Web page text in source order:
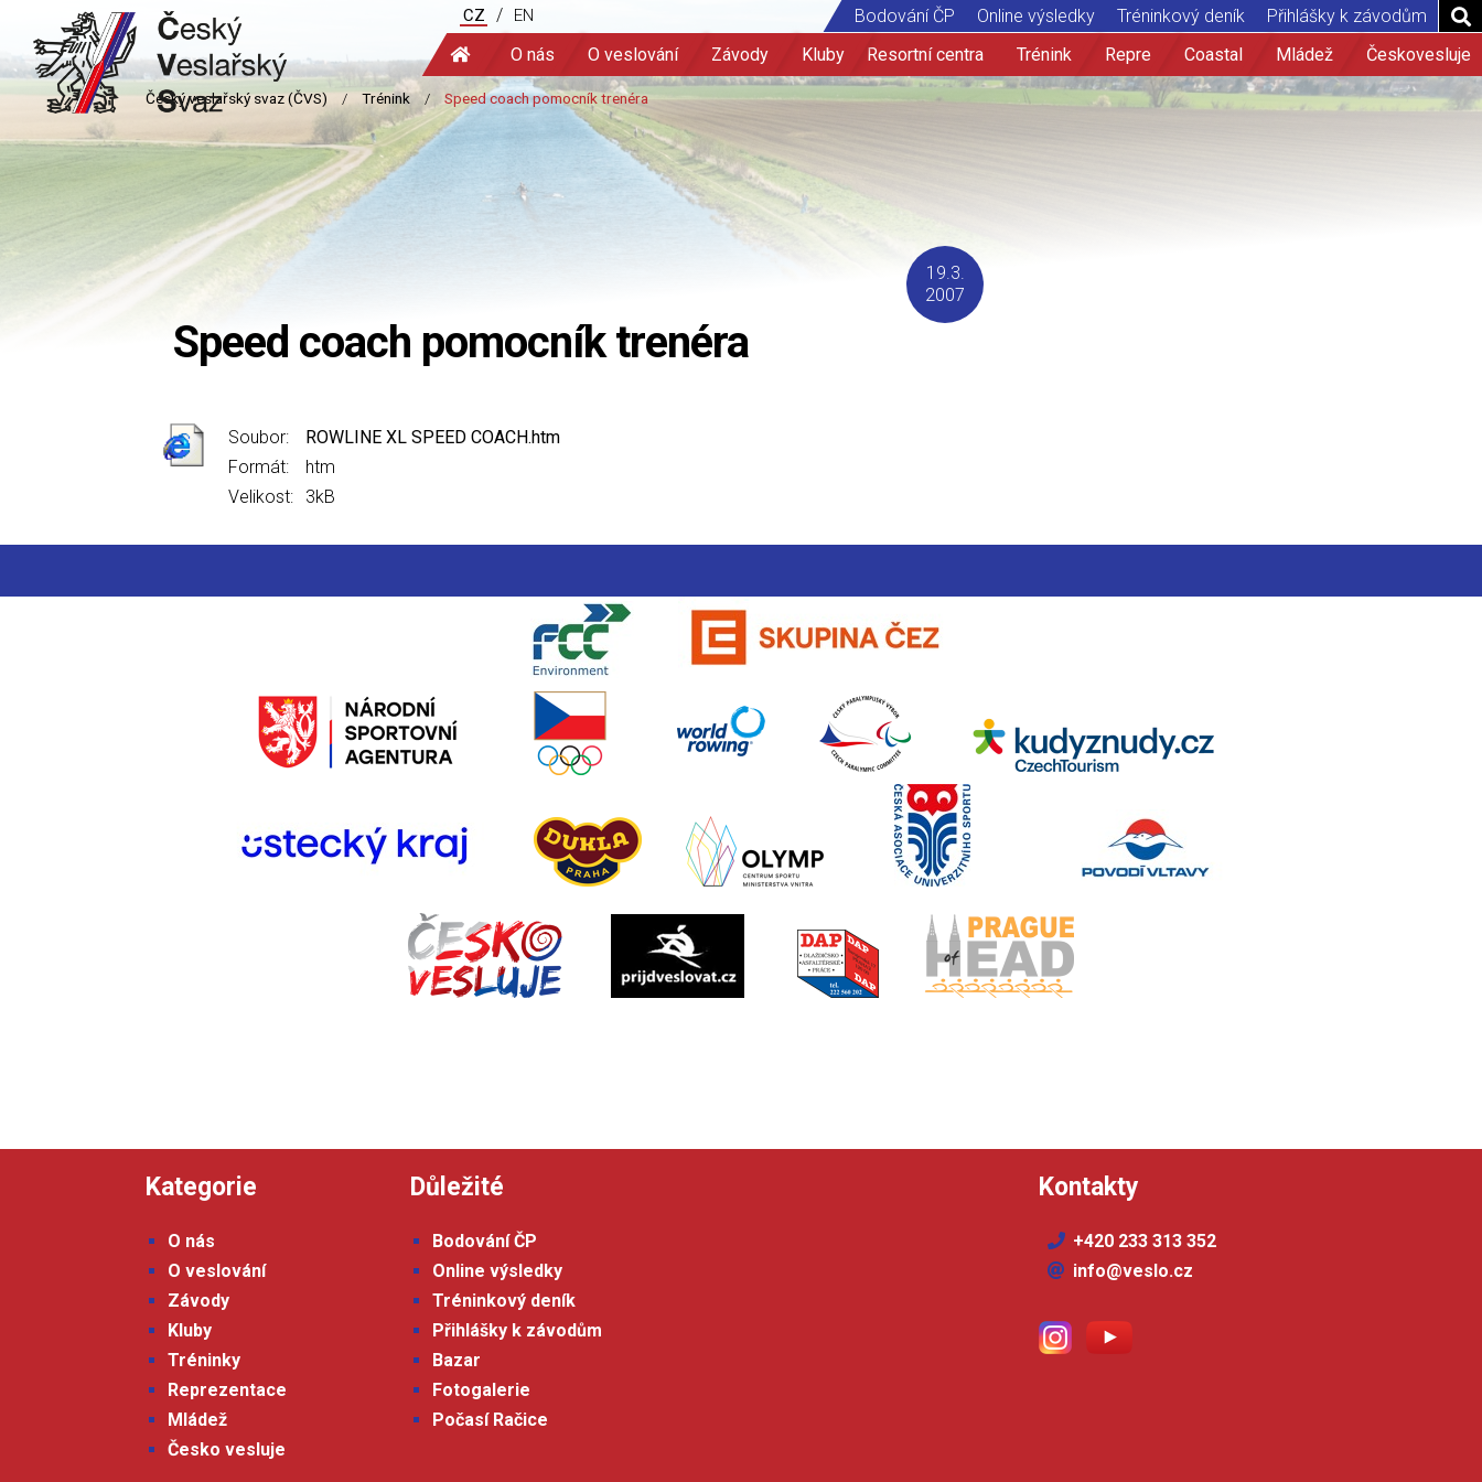
CZ / EN Bodování ČP Online výsledky Tréninkový deník
Přihlášky k závodům
O nás
O veslování Závody Kluby Resortní centra Trénink Repre Coastal Mládež Českovesluje
Speed coach pomocník trenéra
19.3.
2007
Soubor:
ROWLINE XL SPEED COACH.htm
Formát:
htm
Velikost:
3kB
Kategorie
O nás
O veslování
Závody
Kluby
Tréninky
Reprezentace
Mládež
Česko vesluje
Důležité
Bodování ČP
Online výsledky
Tréninkový deník
Přihlášky k závodům
Bazar
Fotogalerie
Počasí Račice
Kontakty
+420 233 313 352
info@veslo.cz